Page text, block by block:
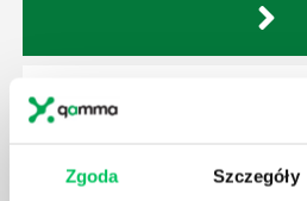
Zgoda Szczegóły
KRÓTSZE OKRESY
ZMIANY DOTYCZĄCE
Jednym z podstawowych